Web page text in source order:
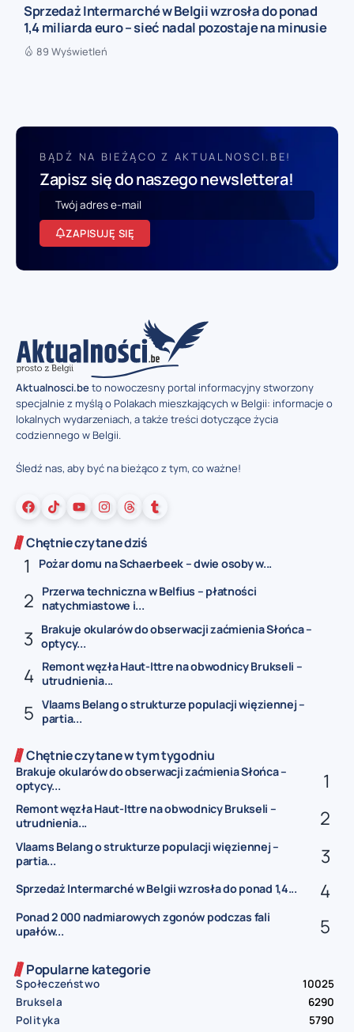
Sprzedaż Intermarché w Belgii wzrosła do ponad
1,4 miliarda euro – sieć nadal pozostaje na minusie
89 Wyświetleń
BĄDŹ NA BIEŻĄCO Z AKTUALNOSCI.BE!
Zapisz się do naszego newslettera!
ZAPISUJĘ SIĘ
Aktualnosci.beto nowoczesny portal informacyjny stworzony
specjalnie z myślą o Polakach mieszkających w Belgii: informacje o
lokalnych wydarzeniach, a także treści dotyczące życia
codziennego w Belgii.
Śledź nas, aby być na bieżąco z tym, co ważne!
Chętnie czytane dziś
Pożar domu na Schaerbeek – dwie osoby w...
Przerwa techniczna w Belfius – płatności
natychmiastowe i...
Brakuje okularów do obserwacji zaćmienia Słońca –
optycy...
Remont węzła Haut-Ittre na obwodnicy Brukseli –
utrudnienia...
Vlaams Belang o strukturze populacji więziennej –
partia...
Chętnie czytane w tym tygodniu
Brakuje okularów do obserwacji zaćmienia Słońca –
optycy...
Remont węzła Haut-Ittre na obwodnicy Brukseli –
utrudnienia...
Vlaams Belang o strukturze populacji więziennej –
partia...
Sprzedaż Intermarché w Belgii wzrosła do ponad 1,4...
Ponad 2 000 nadmiarowych zgonów podczas fali
upałów...
Popularne kategorie
Społeczeństwo
10025
Bruksela
6290
Polityka
5790